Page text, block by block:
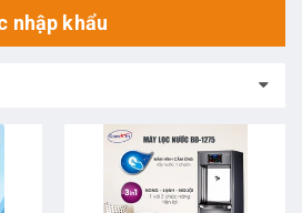
nhập khẩu